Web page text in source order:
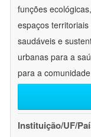
funções
espaços
saudáveis e
urbanas para a
para a
Instituição/UF/